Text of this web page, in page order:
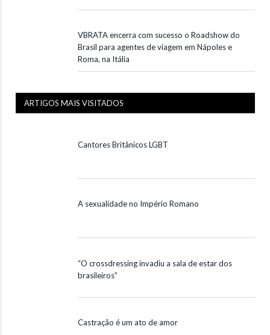
VBRATA encerra com sucesso o Roadshow do
Brasil para agentes de viagem em Nápoles e
Roma, na Itália
ARTIGOS MAIS VISITADOS
Cantores Britânicos LGBT
A sexualidade no Império Romano
“O crossdressing invadiu a sala de estar dos
brasileiros”
Castração é um ato de amor